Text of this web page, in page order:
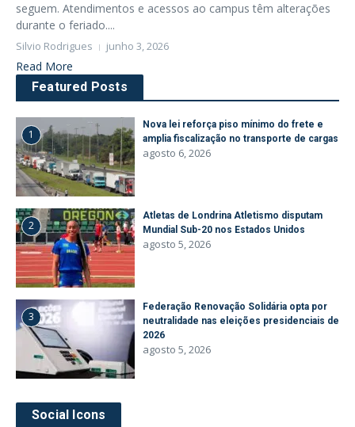
seguem. Atendimentos e acessos ao campus têm alterações
durante o feriado....
Silvio Rodrigues junho 3, 2026
Read More
Featured Posts
1
Nova lei reforça piso mínimo do frete e
amplia fiscalização no transporte de cargas
agosto 6, 2026
2
Atletas de Londrina Atletismo disputam
Mundial Sub-20 nos Estados Unidos
agosto 5, 2026
3
Federação Renovação Solidária opta por
neutralidade nas eleições presidenciais de
2026
agosto 5, 2026
Social Icons